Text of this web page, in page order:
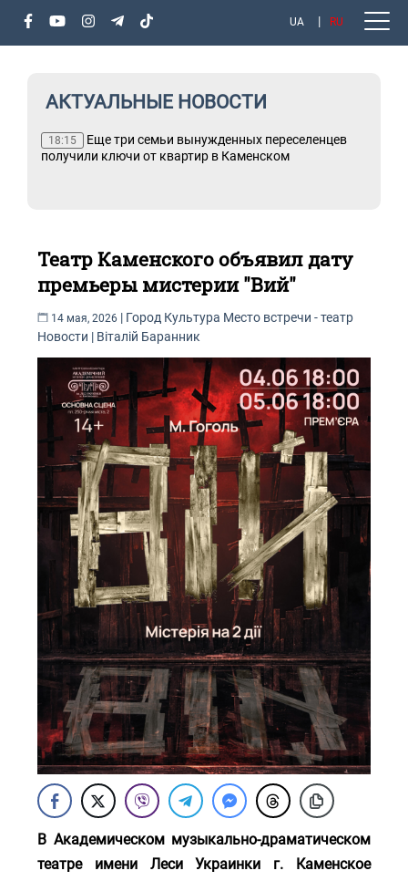
UA RU
АКТУАЛЬНЫЕ НОВОСТИ
18:15
Еще три семьи вынужденных переселенцев
получили ключи от квартир в Каменском
Театр Каменского объявил дату
премьеры мистерии "Вий"
14 мая, 2026 | Город Культура Место встречи - театр
Новости | Віталій Баранник
В Академическом музыкально-драматическом
театре имени Леси Украинки г. Каменское